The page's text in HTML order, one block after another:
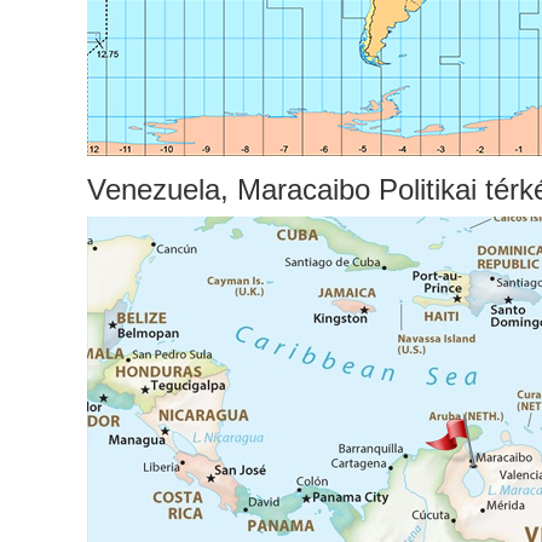
Venezuela, Maracaibo Politikai